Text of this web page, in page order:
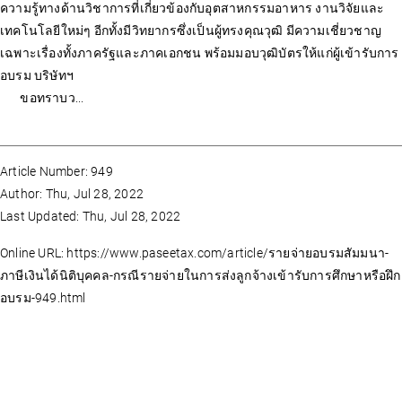
ความรู้ทางด้านวิชาการที่เกี่ยวข้องกับอุตสาหกรรมอาหาร งานวิจัยและ
เทคโนโลยีใหม่ๆ อีกทั้งมีวิทยากรซึ่งเป็นผู้ทรงคุณวุฒิ มีความเชี่ยวชาญ
เฉพาะเรื่องทั้งภาครัฐและภาคเอกชน พร้อมมอบวุฒิบัตรให้แก่ผู้เข้ารับการ
อบรม บริษัทฯ
ขอทราบว...
Article Number: 949
Author: Thu, Jul 28, 2022
Last Updated: Thu, Jul 28, 2022
Online URL: https://www.paseetax.com/article/รายจ่ายอบรมสัมมนา-
ภาษีเงินได้นิติบุคคล-กรณีรายจ่ายในการส่งลูกจ้างเข้ารับการศึกษาหรือฝึก
อบรม-949.html